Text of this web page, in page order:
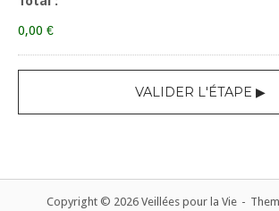
0,00 €
Copyright © 2026 Veillées pour la Vie